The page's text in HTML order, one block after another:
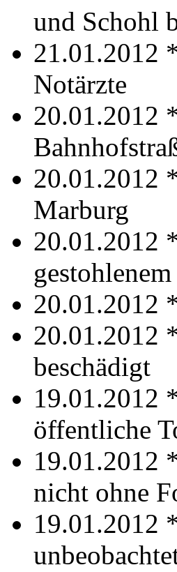
und Schohl
21.01.2012
Notärzte
20.01.2012
20.01.2012
Marburg
20.01.2012
20.01.2012
20.01.2012
beschädigt
19.01.2012
öffentliche
19.01.2012
nicht ohne
19.01.2012